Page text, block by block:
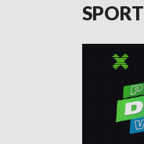
SPORT